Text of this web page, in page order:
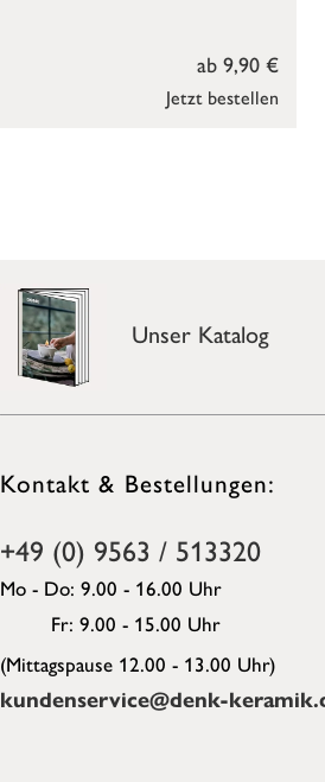
Jetzt bestellen
ab 9,90 €
Unser Katalog
Kontakt & Bestellungen:
+49 (0) 9563 / 513320
Mo - Do: 9.00 - 16.00 Uhr
Fr: 9.00 - 15.00 Uhr
(Mittagspause 12.00 - 13.00 Uhr)
kundenservice@denk-